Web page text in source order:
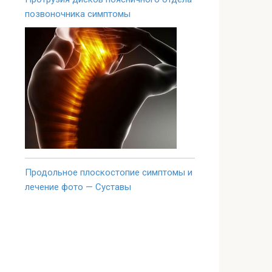
позвоночника симптомы
Продольное плоскостопие симптомы и
лечение фото — Суставы